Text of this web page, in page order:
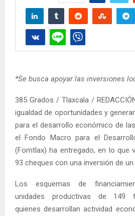
*Se busca apoyar las inversiones
385 Grados / Tlaxcala /
igualdad de oportunidades y
para el desarrollo económico de
el Fondo Macro para el
(Fomtlax) ha entregado, en lo que
93 cheques con una inversión de
Los esquemas de
unidades productivas de 149
quienes desarrollan actividad